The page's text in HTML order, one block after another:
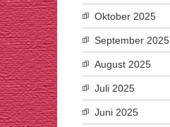
Oktober 2025
September 2025
August 2025
Juli 2025
Juni 2025